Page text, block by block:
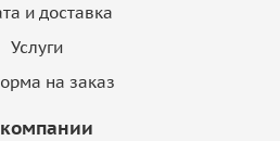
и доставка
Услуги
на заказ